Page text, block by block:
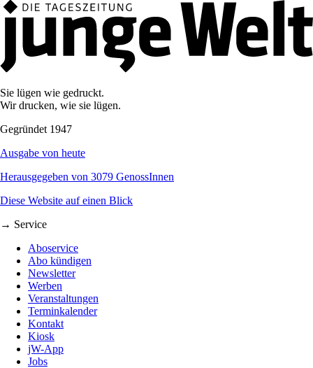
Sie lügen wie gedruckt.
Wir drucken, wie sie lügen.
Gegründet 1947
Ausgabe von heute
Herausgegeben von 3079 GenossInnen
Diese Website auf einen Blick
→ Service
Aboservice
Abo kündigen
Newsletter
Werben
Veranstaltungen
Terminkalender
Kontakt
Kiosk
jW-App
Jobs